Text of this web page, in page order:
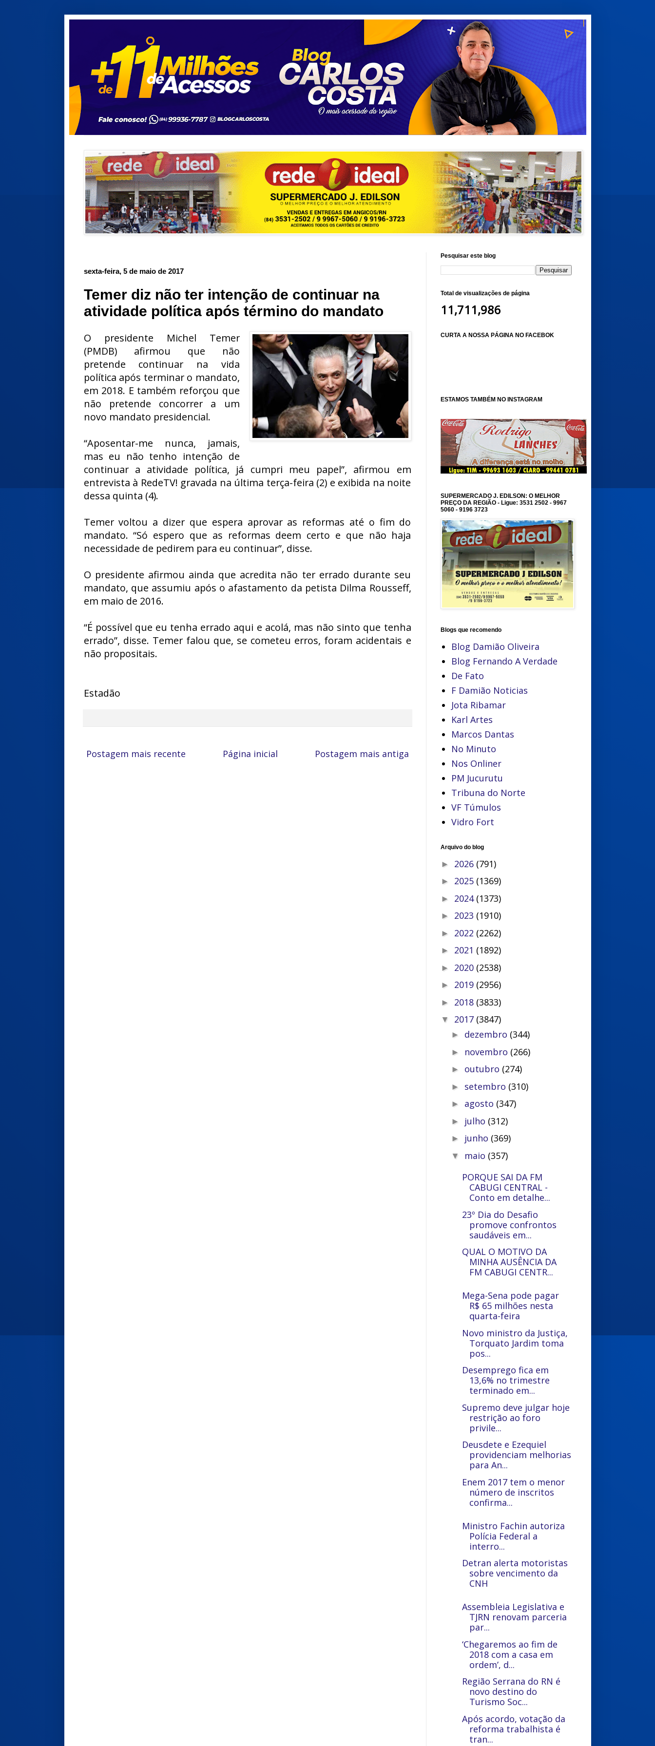
sexta-feira, 5 de maio de 2017
Temer diz não ter intenção de continuar na
atividade política após término do mandato
O presidente Michel Temer
(PMDB) afirmou que não
pretende continuar na vida
política após terminar o mandato,
em 2018. E também reforçou que
não pretende concorrer a um
novo mandato presidencial.
“Aposentar-me nunca, jamais,
mas eu não tenho intenção de
continuar a atividade política, já cumpri meu papel”, afirmou em
entrevista à RedeTV! gravada na última terça-feira (2) e exibida na noite
dessa quinta (4).
Temer voltou a dizer que espera aprovar as reformas até o fim do
mandato. “Só espero que as reformas deem certo e que não haja
necessidade de pedirem para eu continuar”, disse.
O presidente afirmou ainda que acredita não ter errado durante seu
mandato, que assumiu após o afastamento da petista Dilma Rousseff,
em maio de 2016.
“É possível que eu tenha errado aqui e acolá, mas não sinto que tenha
errado”, disse. Temer falou que, se cometeu erros, foram acidentais e
não propositais.
Estadão
Postagem mais recente Postagem mais antiga
Página inicial
Pesquisar este blog
Total de visualizações de página
11,711,986
CURTA A NOSSA PÁGINA NO FACEBOK
ESTAMOS TAMBÉM NO INSTAGRAM
SUPERMERCADO J. EDILSON: O MELHOR
PREÇO DA REGIÃO - Ligue: 3531 2502 - 9967
5060 - 9196 3723
Blogs que recomendo
Blog Damião Oliveira
Blog Fernando A Verdade
De Fato
F Damião Noticias
Jota Ribamar
Karl Artes
Marcos Dantas
No Minuto
Nos Onliner
PM Jucurutu
Tribuna do Norte
VF Túmulos
Vidro Fort
Arquivo do blog
► 2026 (791)
► 2025 (1369)
► 2024 (1373)
► 2023 (1910)
► 2022 (2262)
► 2021 (1892)
► 2020 (2538)
► 2019 (2956)
► 2018 (3833)
▼ 2017 (3847)
► dezembro (344)
► novembro (266)
► outubro (274)
► setembro (310)
► agosto (347)
► julho (312)
► junho (369)
▼ maio (357)
PORQUE SAI DA FM
CABUGI CENTRAL -
Conto em detalhe...
23º Dia do Desafio
promove confrontos
saudáveis em...
QUAL O MOTIVO DA
MINHA AUSÊNCIA DA
FM CABUGI CENTR...
Mega-Sena pode pagar
R$ 65 milhões nesta
quarta-feira
Novo ministro da Justiça,
Torquato Jardim toma
pos...
Desemprego fica em
13,6% no trimestre
terminado em...
Supremo deve julgar hoje
restrição ao foro
privile...
Deusdete e Ezequiel
providenciam melhorias
para An...
Enem 2017 tem o menor
número de inscritos
confirma...
Ministro Fachin autoriza
Polícia Federal a
interro...
Detran alerta motoristas
sobre vencimento da
CNH
Assembleia Legislativa e
TJRN renovam parceria
par...
‘Chegaremos ao fim de
2018 com a casa em
ordem’, d...
Região Serrana do RN é
novo destino do
Turismo Soc...
Após acordo, votação da
reforma trabalhista é
tran...